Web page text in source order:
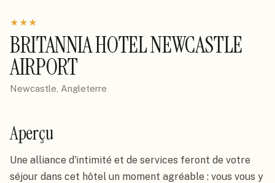
★★★
BRITANNIA HOTEL NEWCASTLE
AIRPORT
Newcastle, Angleterre
Aperçu
Une alliance d'intimité et de services feront de votre
séjour dans cet hôtel un moment agréable : vous vous y